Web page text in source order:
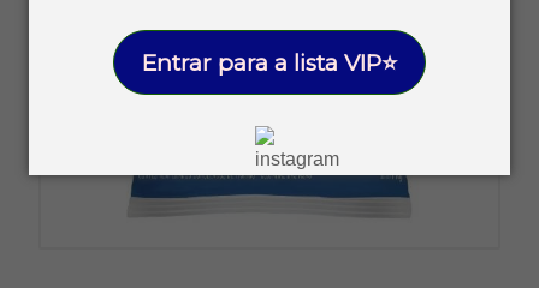
Entrar para a lista VIP⭐